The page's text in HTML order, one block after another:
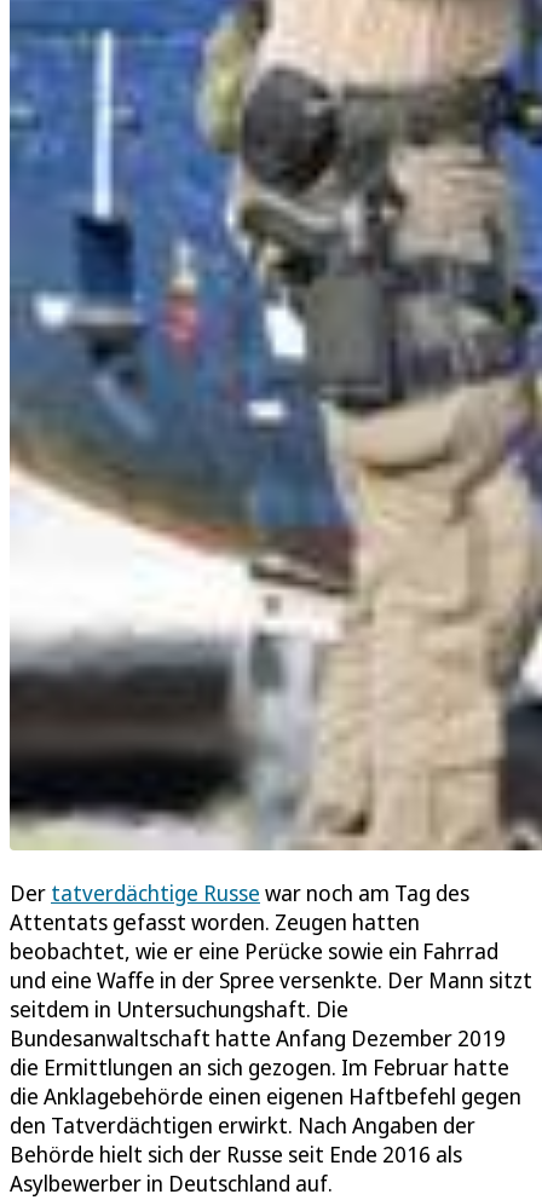
Der tatverdächtige Russe war noch am Tag des
Attentats gefasst worden. Zeugen hatten
beobachtet, wie er eine Perücke sowie ein Fahrrad
und eine Waffe in der Spree versenkte. Der Mann sitzt
seitdem in Untersuchungshaft. Die
Bundesanwaltschaft hatte Anfang Dezember 2019
die Ermittlungen an sich gezogen. Im Februar hatte
die Anklagebehörde einen eigenen Haftbefehl gegen
den Tatverdächtigen erwirkt. Nach Angaben der
Behörde hielt sich der Russe seit Ende 2016 als
Asylbewerber in Deutschland auf.